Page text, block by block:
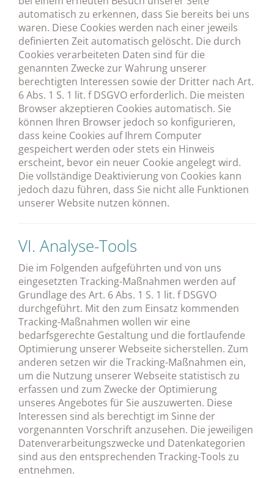
automatisch zu erkennen, dass Sie bereits bei uns
waren. Diese Cookies werden nach einer jeweils
definierten Zeit automatisch gelöscht. Die durch
Cookies verarbeiteten Daten sind für die
genannten Zwecke zur Wahrung unserer
berechtigten Interessen sowie der Dritter nach Art.
6 Abs. 1 S. 1 lit. f DSGVO erforderlich. Die meisten
Browser akzeptieren Cookies automatisch. Sie
können Ihren Browser jedoch so konfigurieren,
dass keine Cookies auf Ihrem Computer
gespeichert werden oder stets ein Hinweis
erscheint, bevor ein neuer Cookie angelegt wird.
Die vollständige Deaktivierung von Cookies kann
jedoch dazu führen, dass Sie nicht alle Funktionen
unserer Website nutzen können.
VI. Analyse-Tools
Die im Folgenden aufgeführten und von uns
eingesetzten Tracking-Maßnahmen werden auf
Grundlage des Art. 6 Abs. 1 S. 1 lit. f DSGVO
durchgeführt. Mit den zum Einsatz kommenden
Tracking-Maßnahmen wollen wir eine
bedarfsgerechte Gestaltung und die fortlaufende
Optimierung unserer Webseite sicherstellen. Zum
anderen setzen wir die Tracking-Maßnahmen ein,
um die Nutzung unserer Webseite statistisch zu
erfassen und zum Zwecke der Optimierung
unseres Angebotes für Sie auszuwerten. Diese
Interessen sind als berechtigt im Sinne der
vorgenannten Vorschrift anzusehen. Die jeweiligen
Datenverarbeitungszwecke und Datenkategorien
sind aus den entsprechenden Tracking-Tools zu
entnehmen.